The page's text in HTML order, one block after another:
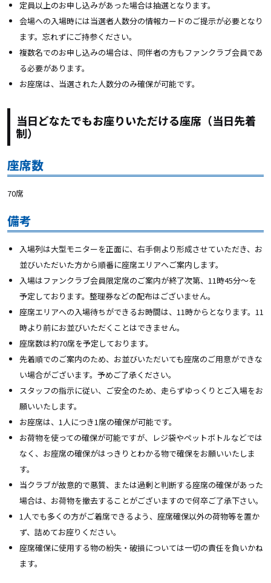
定員以上のお申し込みがあった場合は抽選となります。
会場への入場時には当選者人数分の情報カードのご提示が必要となり
ます。忘れずにご持参ください。
複数名でのお申し込みの場合は、同伴者の方もファンクラブ会員であ
る必要があります。
お座席は、当選された人数分のみ確保が可能です。
当日どなたでもお座りいただける座席（当日先着
制）
座席数
70席
備考
入場列は大型モニターを正面に、右手側より形成させていただき、お
並びいただいた方から順番に座席エリアへご案内します。
入場はファンクラブ会員限定席のご案内が終了次第、11時45分～を
予定しております。整理券などの配布はございません。
座席エリアへの入場待ちができるお時間は、11時からとなります。11
時より前にお並びいただくことはできません。
座席数は約70席を予定しております。
先着順でのご案内のため、お並びいただいても座席のご用意ができな
い場合がございます。予めご了承ください。
スタッフの指示に従い、ご安全のため、走らずゆっくりとご入場をお
願いいたします。
お座席は、1人につき1席の確保が可能です。
お荷物を使っての確保が可能ですが、レジ袋やペットボトルなどでは
なく、お座席の確保がはっきりとわかる物で確保をお願いいたしま
す。
当クラブが故意的で悪質、または過剰と判断する座席の確保があった
場合は、お荷物を撤去することがございますので何卒ご了承下さい。
1人でも多くの方がご着席できるよう、座席確保以外の荷物等を置か
ず、詰めてお座りください。
座席確保に使用する物の紛失・破損については一切の責任を負いかね
ます。